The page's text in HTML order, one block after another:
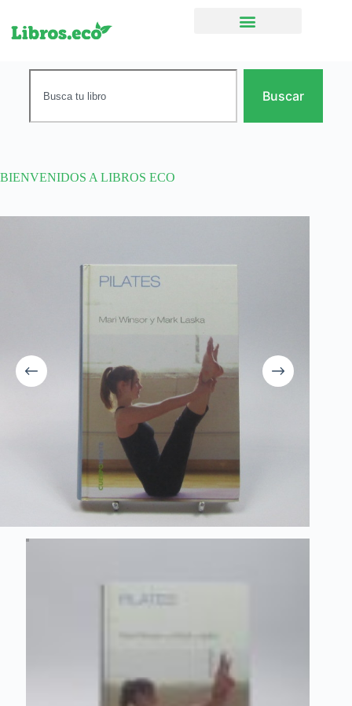
Buscar
BIENVENIDOS A LIBROS ECO